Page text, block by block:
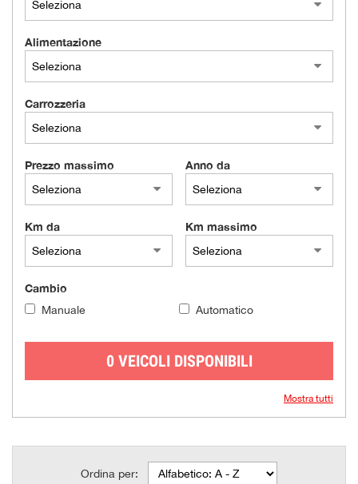
ORARI
Alimentazione
Carrozzeria
Prezzo massimo Anno da
Km da Km massimo
Cambio
Manuale Automatico
0 VEICOLI DISPONIBILI
Mostra tutti
Ordina per: